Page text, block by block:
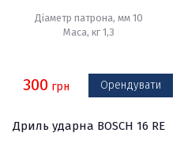
Діаметр патрона, мм 10
Маса, кг 1,3
300 грн Орендувати
Дриль ударна BOSCH 16 RE